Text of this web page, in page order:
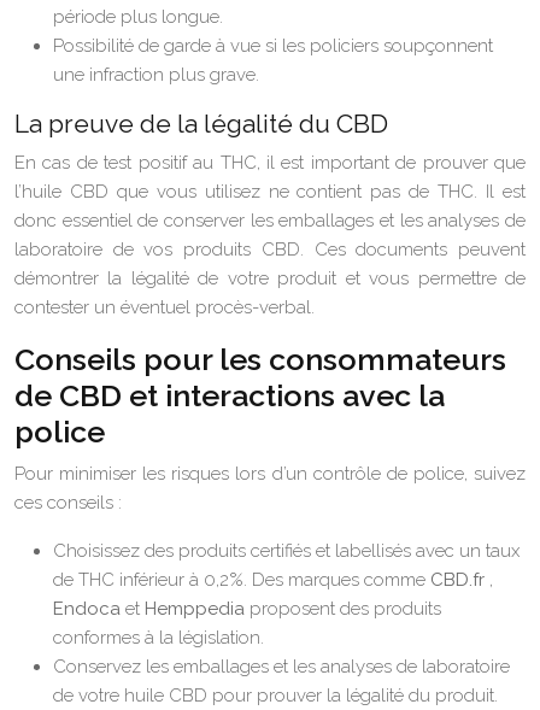
période plus longue.
Possibilité de garde à vue si les policiers soupçonnent
une infraction plus grave.
La preuve de la légalité du CBD
En cas de test positif au THC, il est important de prouver que
l’huile CBD que vous utilisez ne contient pas de THC. Il est
donc essentiel de conserver les emballages et les analyses de
laboratoire de vos produits CBD. Ces documents peuvent
démontrer la légalité de votre produit et vous permettre de
contester un éventuel procès-verbal.
Conseils pour les consommateurs
de CBD et interactions avec la
police
Pour minimiser les risques lors d’un contrôle de police, suivez
ces conseils :
Choisissez des produits certifiés et labellisés avec un taux
de THC inférieur à 0,2%. Des marques comme CBD.fr ,
Endoca et Hemppedia proposent des produits
conformes à la législation.
Conservez les emballages et les analyses de laboratoire
de votre huile CBD pour prouver la légalité du produit.